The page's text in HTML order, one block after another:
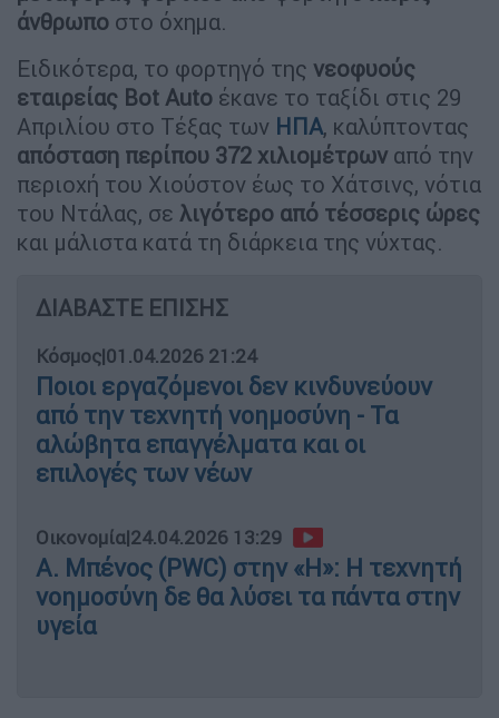
άνθρωπο στο όχημα.
Ειδικότερα, το φορτηγό της νεοφυούς
εταιρείας Bot Auto έκανε το ταξίδι στις 29
Απριλίου στο Τέξας των ΗΠΑ, καλύπτοντας
απόσταση περίπου 372 χιλιομέτρων από την
περιοχή του Χιούστον έως το Χάτσινς, νότια
του Ντάλας, σε λιγότερο από τέσσερις ώρες
και μάλιστα κατά τη διάρκεια της νύχτας.
ΔΙΑΒΑΣΤΕ ΕΠΙΣΗΣ
Κόσμος|01.04.2026 21:24
Ποιοι εργαζόμενοι δεν κινδυνεύουν
από την τεχνητή νοημοσύνη - Τα
αλώβητα επαγγέλματα και οι
επιλογές των νέων
Οικονομία|24.04.2026 13:29
Α. Μπένος (PWC) στην «Η»: Η τεχνητή
νοημοσύνη δε θα λύσει τα πάντα στην
υγεία